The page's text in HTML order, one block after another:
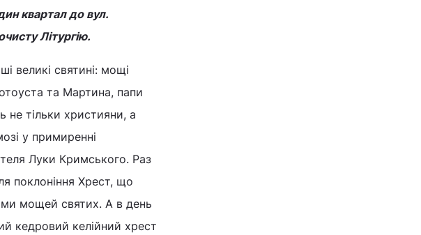
квартал до вул.
Літургію.
великі святині: мощі
та Мартина, папи
не тільки християни, а
у примиренні
Луки Кримського. Раз
поклоніння Хрест, що
мощей святих. А в день
кедровий келійний хрест